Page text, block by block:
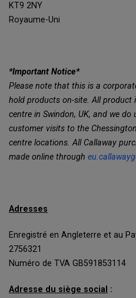
KT9 2NY
Royaume-Uni
*Important Notice*
Please note that this is a
hold products on-site. All
centre in Swindon, UK, and we
customer visits to the
centre locations. All Callaway
made online through
Adresses
Enregistré en Angleterre et au
2756321
Numéro de TVA GB591853114
Adresse du siège social :